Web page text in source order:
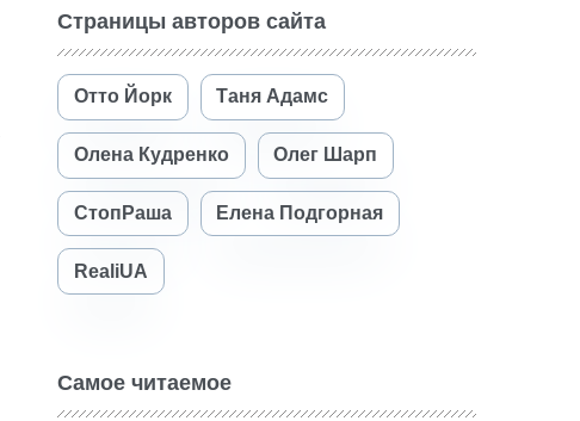
Страницы авторов сайта
Отто Йорк Таня Адамс
Олена Кудренко Олег Шарп
СтопРаша Елена Подгорная
RealiUA
Самое читаемое